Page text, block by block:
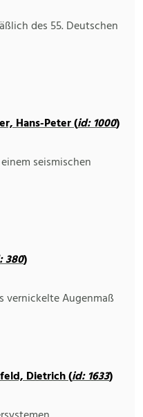
des 55. Deutschen
Hans-Peter (id: 1000)
seismischen
380)
vernickelte Augenmaß
Dietrich (id: 1633)